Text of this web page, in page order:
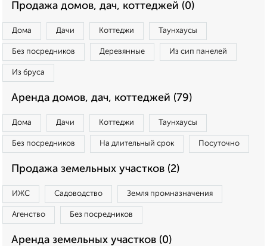
Продажа домов, дач, коттеджей (0)
Дома Дачи Коттеджи Таунхаусы
Без посредников Деревянные Из сип панелей
Из бруса
Аренда домов, дач, коттеджей (79)
Дома Дачи Коттеджи Таунхаусы
Без посредников На длительный срок Посуточно
Продажа земельных участков (2)
ИЖС Садоводство Земля промназначения
Агенство Без посредников
Аренда земельных участков (0)